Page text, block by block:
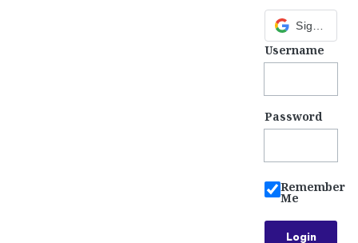
Sign in with Google
Username
Password
Remember
Me